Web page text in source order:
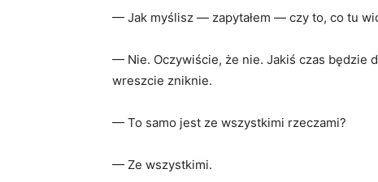
— Jak myślisz — zapytałem — czy to, co tu
— Nie. Oczywiście, że nie. Jakiś czas będzie
wreszcie zniknie.
— To samo jest ze wszystkimi rzeczami?
— Ze wszystkimi.